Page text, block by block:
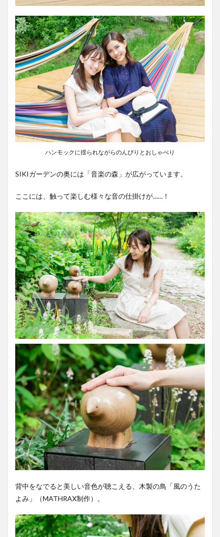
ハンモックに揺られながらのんびりとおしゃべり
SIKIガーデンの奥には「音楽の森」が広がっています。
ここには、触って楽しむ様々な音の仕掛けが……！
背中をなでると美しい音色が聴こえる、木製の鳥 「風のうた
よみ」（MATHRAX制作）。